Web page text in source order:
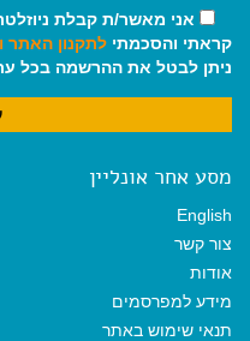
אני מאשר/ת קבלת
קראתי והסכמתי לתקנון האתר
ניתן לבטל את ההרשמה בכל
מסע אחר אונליין
English
צור קשר
אודות
מידע למפרסמים
תנאי שימוש באתר